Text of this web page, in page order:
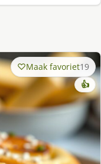
Maak favoriet19
👍